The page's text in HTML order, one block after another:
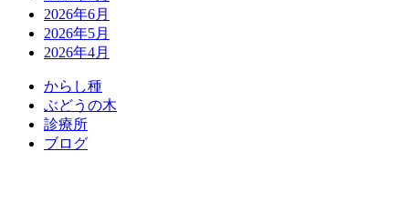
2026年6月
2026年5月
2026年4月
から し種
ぶどう の木
診療所
ブロ グ